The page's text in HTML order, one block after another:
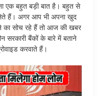
एक बहुत बड़ी बात है। बहुत से
हैं। अगर आप भी अपना खुद
का सोच रहे हैं तो आज की खबर
बैंकों के बारे में बताने
करवाते हैं।